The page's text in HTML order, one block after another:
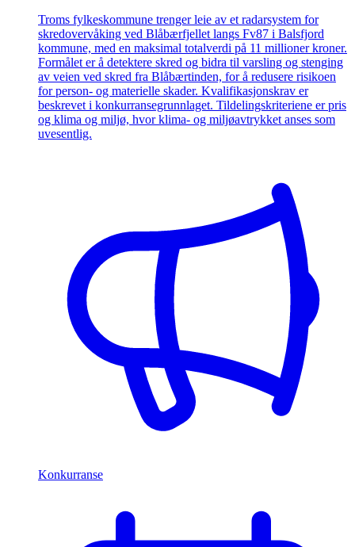
Troms fylkeskommune trenger leie av et radarsystem for
skredovervåking ved Blåbærfjellet langs Fv87 i Balsfjord
kommune, med en maksimal totalverdi på 11 millioner kroner.
Formålet er å detektere skred og bidra til varsling og stenging
av veien ved skred fra Blåbærtinden, for å redusere risikoen
for person- og materielle skader. Kvalifikasjonskrav er
beskrevet i konkurransegrunnlaget. Tildelingskriteriene er pris
og klima og miljø, hvor klima- og miljøavtrykket anses som
uvesentlig.
Konkurranse